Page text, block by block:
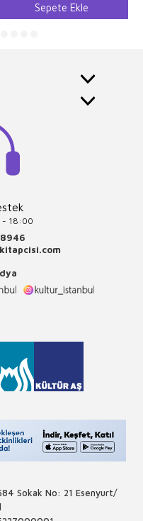
Sepete Ekle
- 18:00
Sokak No: 21 Esenyurt/